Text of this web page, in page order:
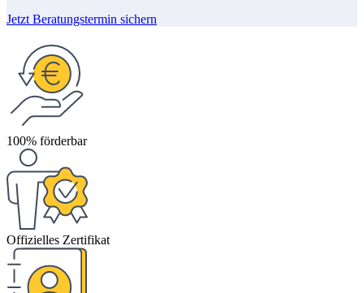
Jetzt Beratungstermin sichern
100% förderbar
Offizielles Zertifikat